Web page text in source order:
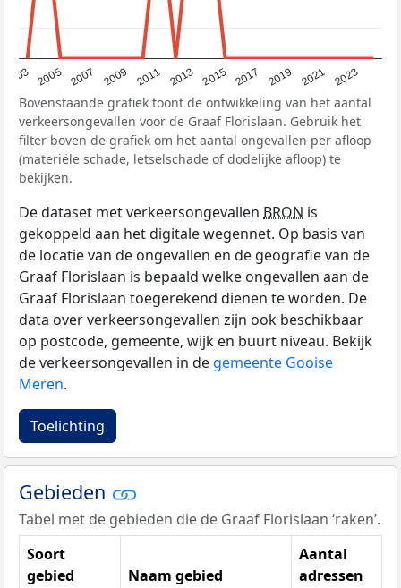
2003 2005 2007 2009 2011 2013 2015 2017 2019 2021 2023
Bovenstaande grafiek toont de ontwikkeling van het aantal
verkeersongevallen voor de Graaf Florislaan. Gebruik het
filter boven de grafiek om het aantal ongevallen per afloop
(materiële schade, letselschade of dodelijke afloop) te
bekijken.
De dataset met verkeersongevallen BRON is
gekoppeld aan het digitale wegennet. Op basis van
de locatie van de ongevallen en de geografie van de
Graaf Florislaan is bepaald welke ongevallen aan de
Graaf Florislaan toegerekend dienen te worden. De
data over verkeersongevallen zijn ook beschikbaar
op postcode, gemeente, wijk en buurt niveau. Bekijk
de verkeersongevallen in de gemeente Gooise
Meren.
Toelichting
Gebieden
Tabel met de gebieden die de Graaf Florislaan ‘raken’.
Soort
gebied
Naam gebied
Aantal
adressen